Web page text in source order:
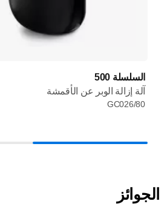
السلسلة 500
آلة إزالة الوبر عن الأقمشة
GC026/80
الجوائز